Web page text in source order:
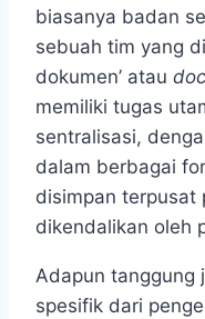
biasanya badan
sebuah tim yang
dokumen’ atau
memiliki tugas
sentralisasi,
dalam berbagai
disimpan terpusat
dikendalikan oleh
Adapun tanggung
spesifik dari